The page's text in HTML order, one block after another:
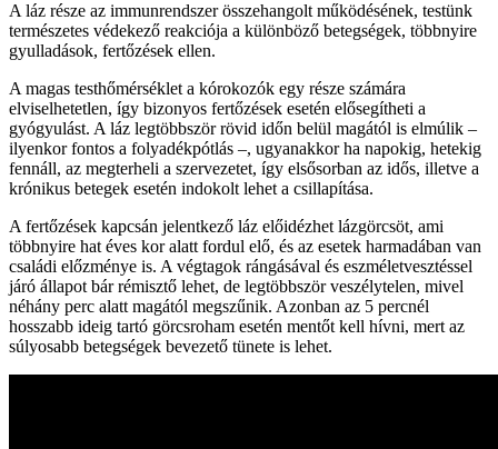
A láz része az immunrendszer összehangolt működésének, testünk
természetes védekező reakciója a különböző betegségek, többnyire
gyulladások, fertőzések ellen.
A magas testhőmérséklet a kórokozók egy része számára
elviselhetetlen, így bizonyos fertőzések esetén elősegítheti a
gyógyulást. A láz legtöbbször rövid időn belül magától is elmúlik –
ilyenkor fontos a folyadékpótlás –, ugyanakkor ha napokig, hetekig
fennáll, az megterheli a szervezetet, így elsősorban az idős, illetve a
krónikus betegek esetén indokolt lehet a csillapítása.
A fertőzések kapcsán jelentkező láz előidézhet lázgörcsöt, ami
többnyire hat éves kor alatt fordul elő, és az esetek harmadában van
családi előzménye is. A végtagok rángásával és eszméletvesztéssel
járó állapot bár rémisztő lehet, de legtöbbször veszélytelen, mivel
néhány perc alatt magától megszűnik. Azonban az 5 percnél
hosszabb ideig tartó görcsroham esetén mentőt kell hívni, mert az
súlyosabb betegségek bevezető tünete is lehet.